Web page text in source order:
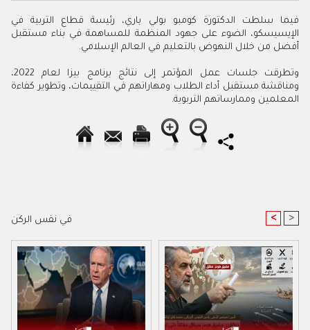
فيما سلطت الدكتورة كومبو بولي باري، رئيسة قطاع التربية في
الإيسيسكو، الضوء على جهود المنظمة للمساهمة في بناء مستقبل
أفضل من خلال النهوض بالتعليم في العالم الإسلامي.
وتطرقت جلسات عمل المؤتمر إلى نتائج برنامج بيزا لعام 2022،
ومناقشة مستقبل أداء الطلاب ومهاراتهم في التقييمات، وتطوير كفاءة
المعلمين وممارساتهم التربوية.
في نفس الركن < >